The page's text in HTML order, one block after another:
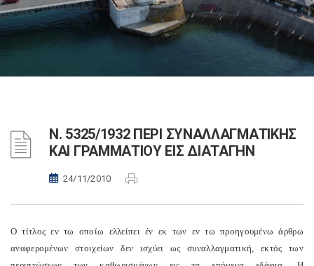
Ν. 5325/1932 ΠΕΡΙ ΣΥΝΑΛΛΑΓΜΑΤΙΚΗΣ
ΚΑΙ ΓΡΑΜΜΑΤΙΟΥ ΕΙΣ ΔΙΑΤΑΓΗΝ
24/11/2010
Ο τίτλος εν τω οποίω ελλείπει έν εκ των εν τω προηγουμένω άρθρω
αναφερομένων στοιχείων δεν ισχύει ως συναλλαγματική, εκτός των